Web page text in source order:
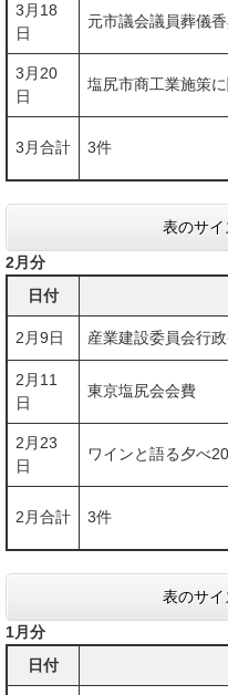
3月18
日
元市議会議員葬儀
3月20
日
塩尻市商工業施策
3月合計 3件
表のサイ
2月分
日付
2月9日 産業建設委員会行
2月11
日
東京塩尻会会費
2月23
日
ワインと語る夕べ
2月合計 3件
表のサイ
1月分
日付